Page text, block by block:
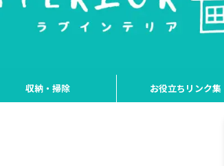
収納・掃除 お役立ちリンク集